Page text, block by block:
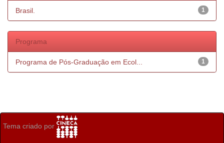
1
Brasil.
Programa
1
Programa de Pós-Graduação em Ecol...
Tema criado por